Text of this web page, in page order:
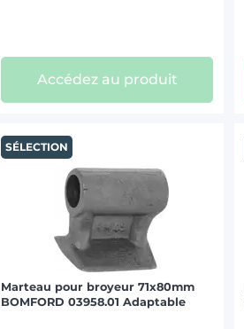
Accédez au produit
SÉLECTION
Marteau pour broyeur 71x80mm
BOMFORD 03958.01 Adaptable